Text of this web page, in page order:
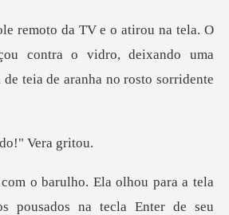
contra o vidro, deixando uma
olhou para a tela